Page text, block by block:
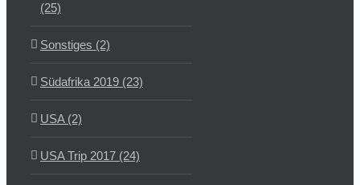
(25)
Sonstiges (2)
Südafrika 2019 (23)
USA (2)
USA Trip 2017 (24)